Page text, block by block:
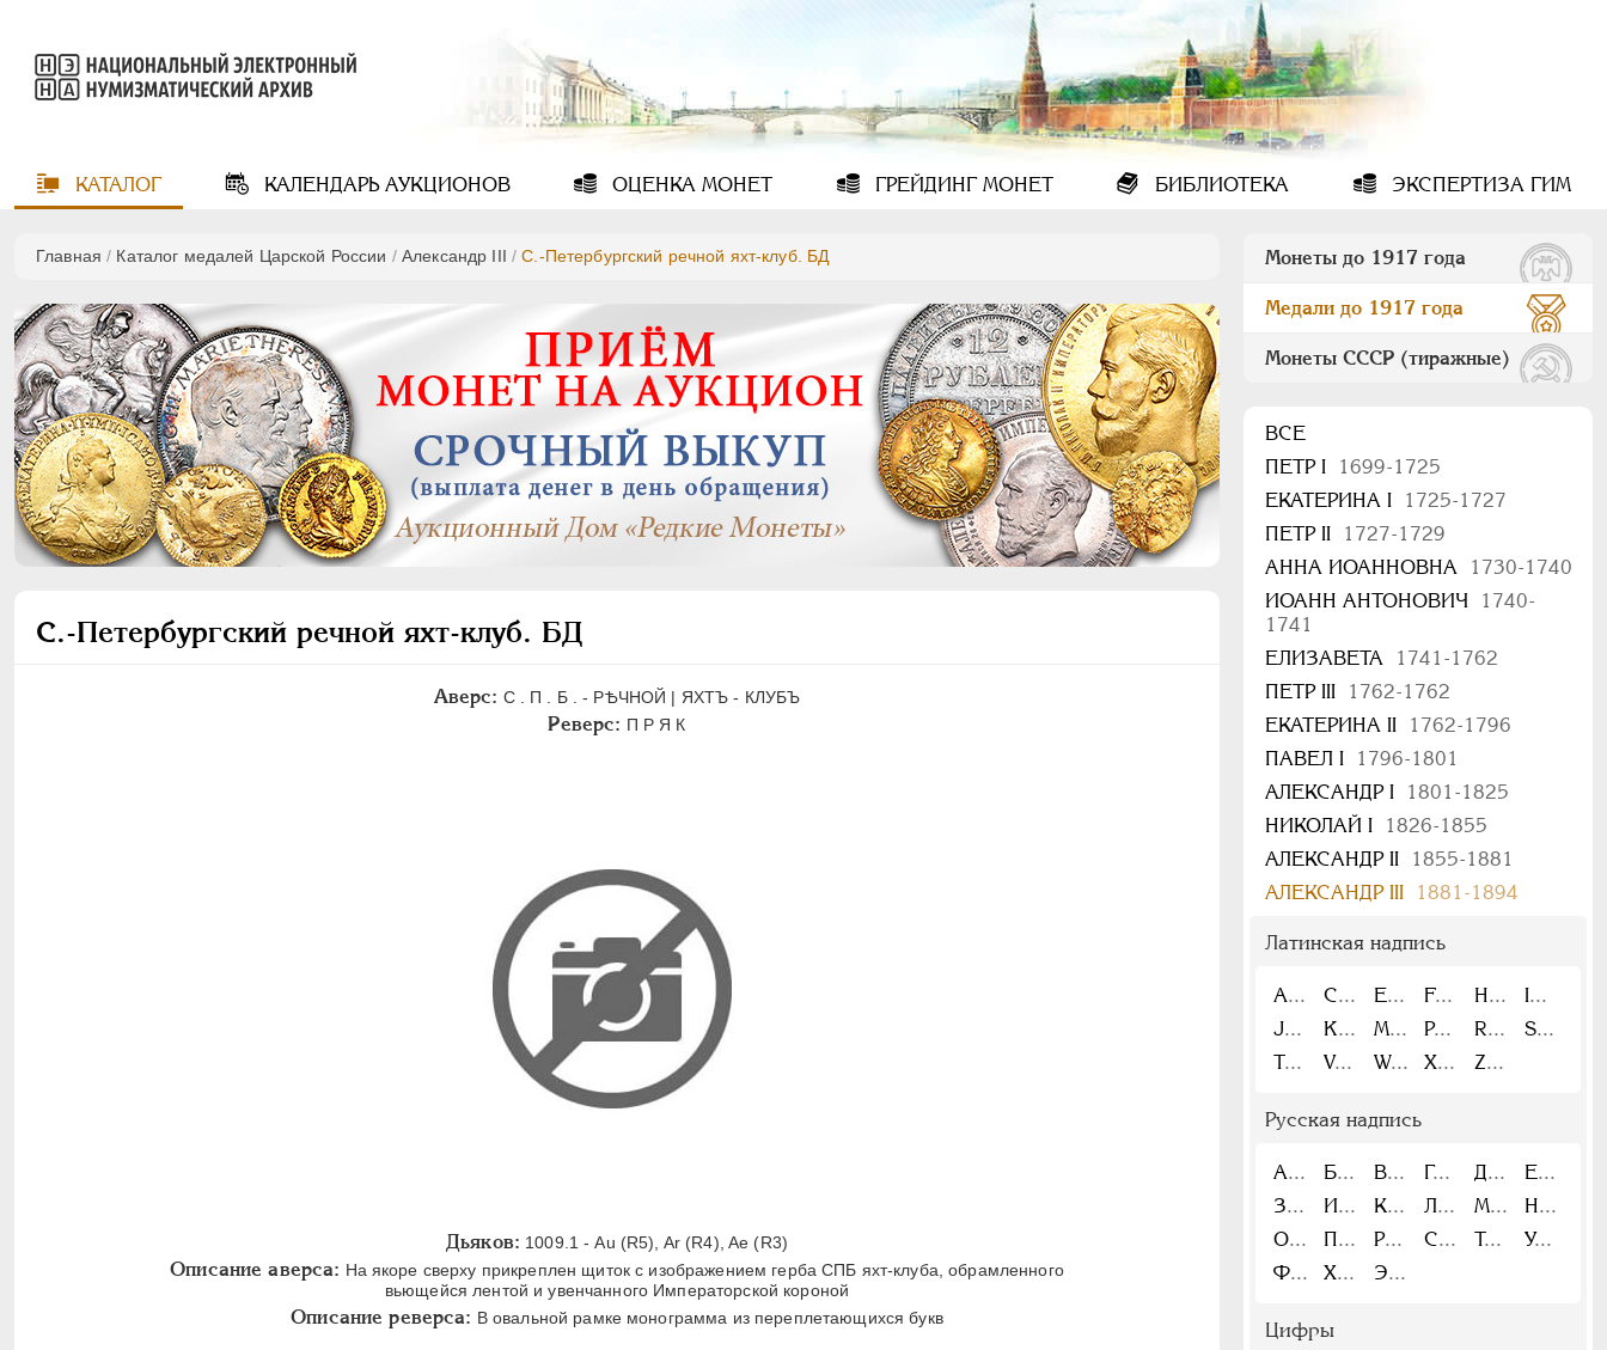
КАТАЛОГ КАЛЕНДАРЬАУКЦИОНОВ ОЦЕНКА МОНЕТ ГРЕЙДИНГМОНЕТ БИБЛИОТЕКА ЭКСПЕРТИЗА ГИМ
Главная / Каталог медалей Царской России /Александр III /С.-Петербургский речной яхт-клуб. БД
С.-Петербургский речной яхт-клуб. БД
Аверс: С . П . Б . - РѢЧНОЙ | ЯХТЪ - КЛУБЪ
Реверс: П Р Я К
Дьяков: 1009.1 - Au (R5), Ar (R4), Ae (R3)
Описание аверса: На якоре сверху прикреплен щиток с изображением герба СПБ яхт-клуба, обрамленного
вьющейся лентой и увенчанного Императорской короной
Описание реверса: В овальной рамке монограмма из переплетающихся букв
Монеты до 1917 года
Медали до 1917 года
Монеты СССР (тиражные)
ВСЕ
ПEТР I
1699-1725
ЕКАТЕРИНА I
1725-1727
ПЕТР II
1727-1729
АННА ИОАННОВНА
1730-1740
ИОАНН АНТОНОВИЧ
1740-
1741
ЕЛИЗАВЕТА
1741-1762
ПЕТР III
1762-1762
ЕКАТЕРИНА II
1762-1796
ПАВЕЛ I
1796-1801
АЛЕКСАНДР I
1801-1825
НИКОЛАЙ I
1826-1855
АЛЕКСАНДР II
1855-1881
АЛЕКСАНДР III
1881-1894
Латинская надпись
A C E F H
I
J
K M P R
S
T
V W X Z
Русская надпись
А Б В Г Д
Е
З
И К Л М
Н
О
П Р С Т
У
Ф
Х Э
Цифры